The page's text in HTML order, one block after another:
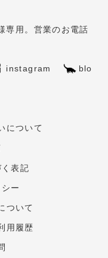
用。営業のお電話
instagram
blo
について
表記
ー
ついて
用履歴